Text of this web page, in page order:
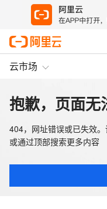
云市场
抱歉，页面
404，网址错误或已失效
或通过顶部搜索更多内容